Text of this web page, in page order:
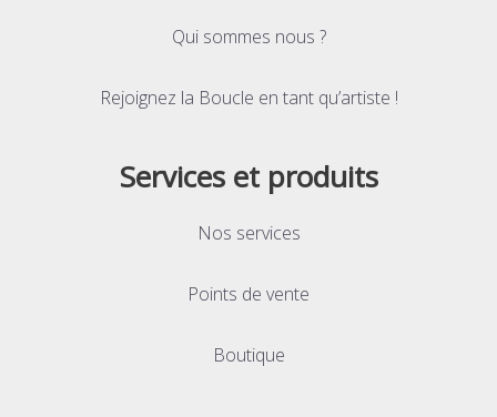
Qui sommes nous ?
Rejoignez la Boucle en tant qu’artiste !
Services et produits
Nos services
Points de vente
Boutique